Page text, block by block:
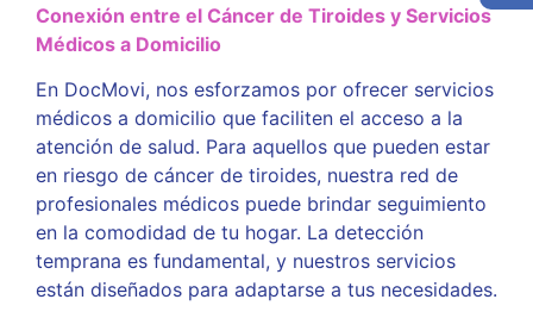
Conexión entre el Cáncer de Tiroides y Servicios
Médicos a Domicilio
En DocMovi, nos esforzamos por ofrecer servicios
médicos a domicilio que faciliten el acceso a la
atención de salud. Para aquellos que pueden estar
en riesgo de cáncer de tiroides, nuestra red de
profesionales médicos puede brindar seguimiento
en la comodidad de tu hogar. La detección
temprana es fundamental, y nuestros servicios
están diseñados para adaptarse a tus necesidades.